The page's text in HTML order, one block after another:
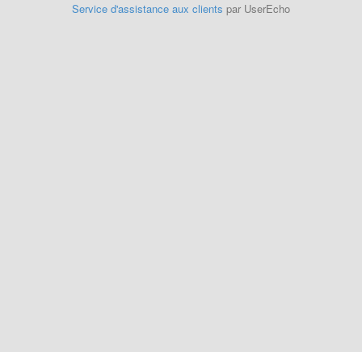
Service d'assistance aux clients par UserEcho